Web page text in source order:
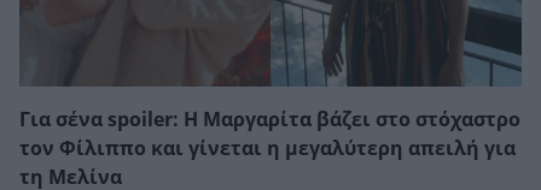
Για σένα spoiler: Η Μαργαρίτα βάζει στο στόχαστρο
τον Φίλιππο και γίνεται η μεγαλύτερη απειλή για
τη Μελίνα